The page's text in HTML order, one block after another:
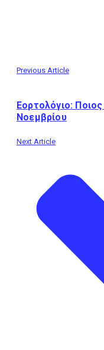
Previous Article
Εορτολόγιο:
Νοεμβρίου
Next Article